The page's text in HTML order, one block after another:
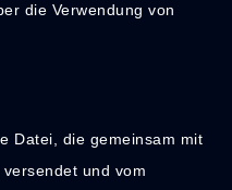
die Verwendung von
Datei, die gemeinsam mit
und vom